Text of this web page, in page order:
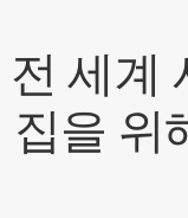
전 세계
집을 위